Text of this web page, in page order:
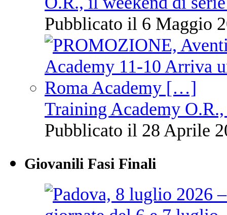
Pubblicato il 6 Maggio
Training Academy
Pubblicato il 28 Aprile
Giovanili Fasi Finali